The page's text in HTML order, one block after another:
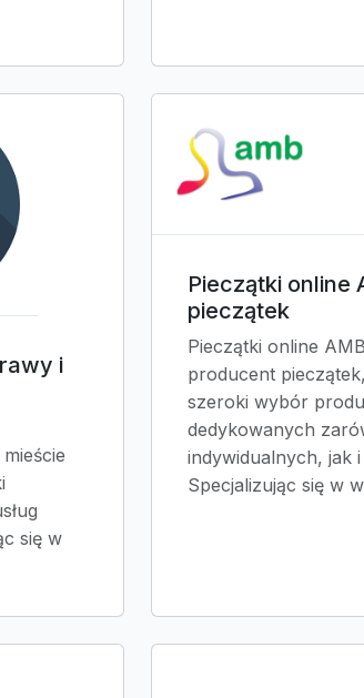
i
się w
Pieczątki online
pieczątek
Pieczątki online
producent
szeroki wybór
dedykowanych
indywidualnych, jak
Specjalizując się w